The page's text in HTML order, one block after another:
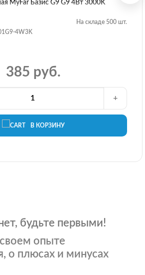
MyFar Базис G9 G9 4Вт 3000K
На складе 500 шт.
4W3K
385 руб.
В КОРЗИНУ
+
будьте первыми!
опыте
о плюсах и минусах